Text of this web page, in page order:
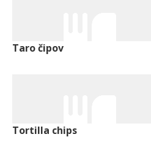
Taro čipov
Tortilla chips